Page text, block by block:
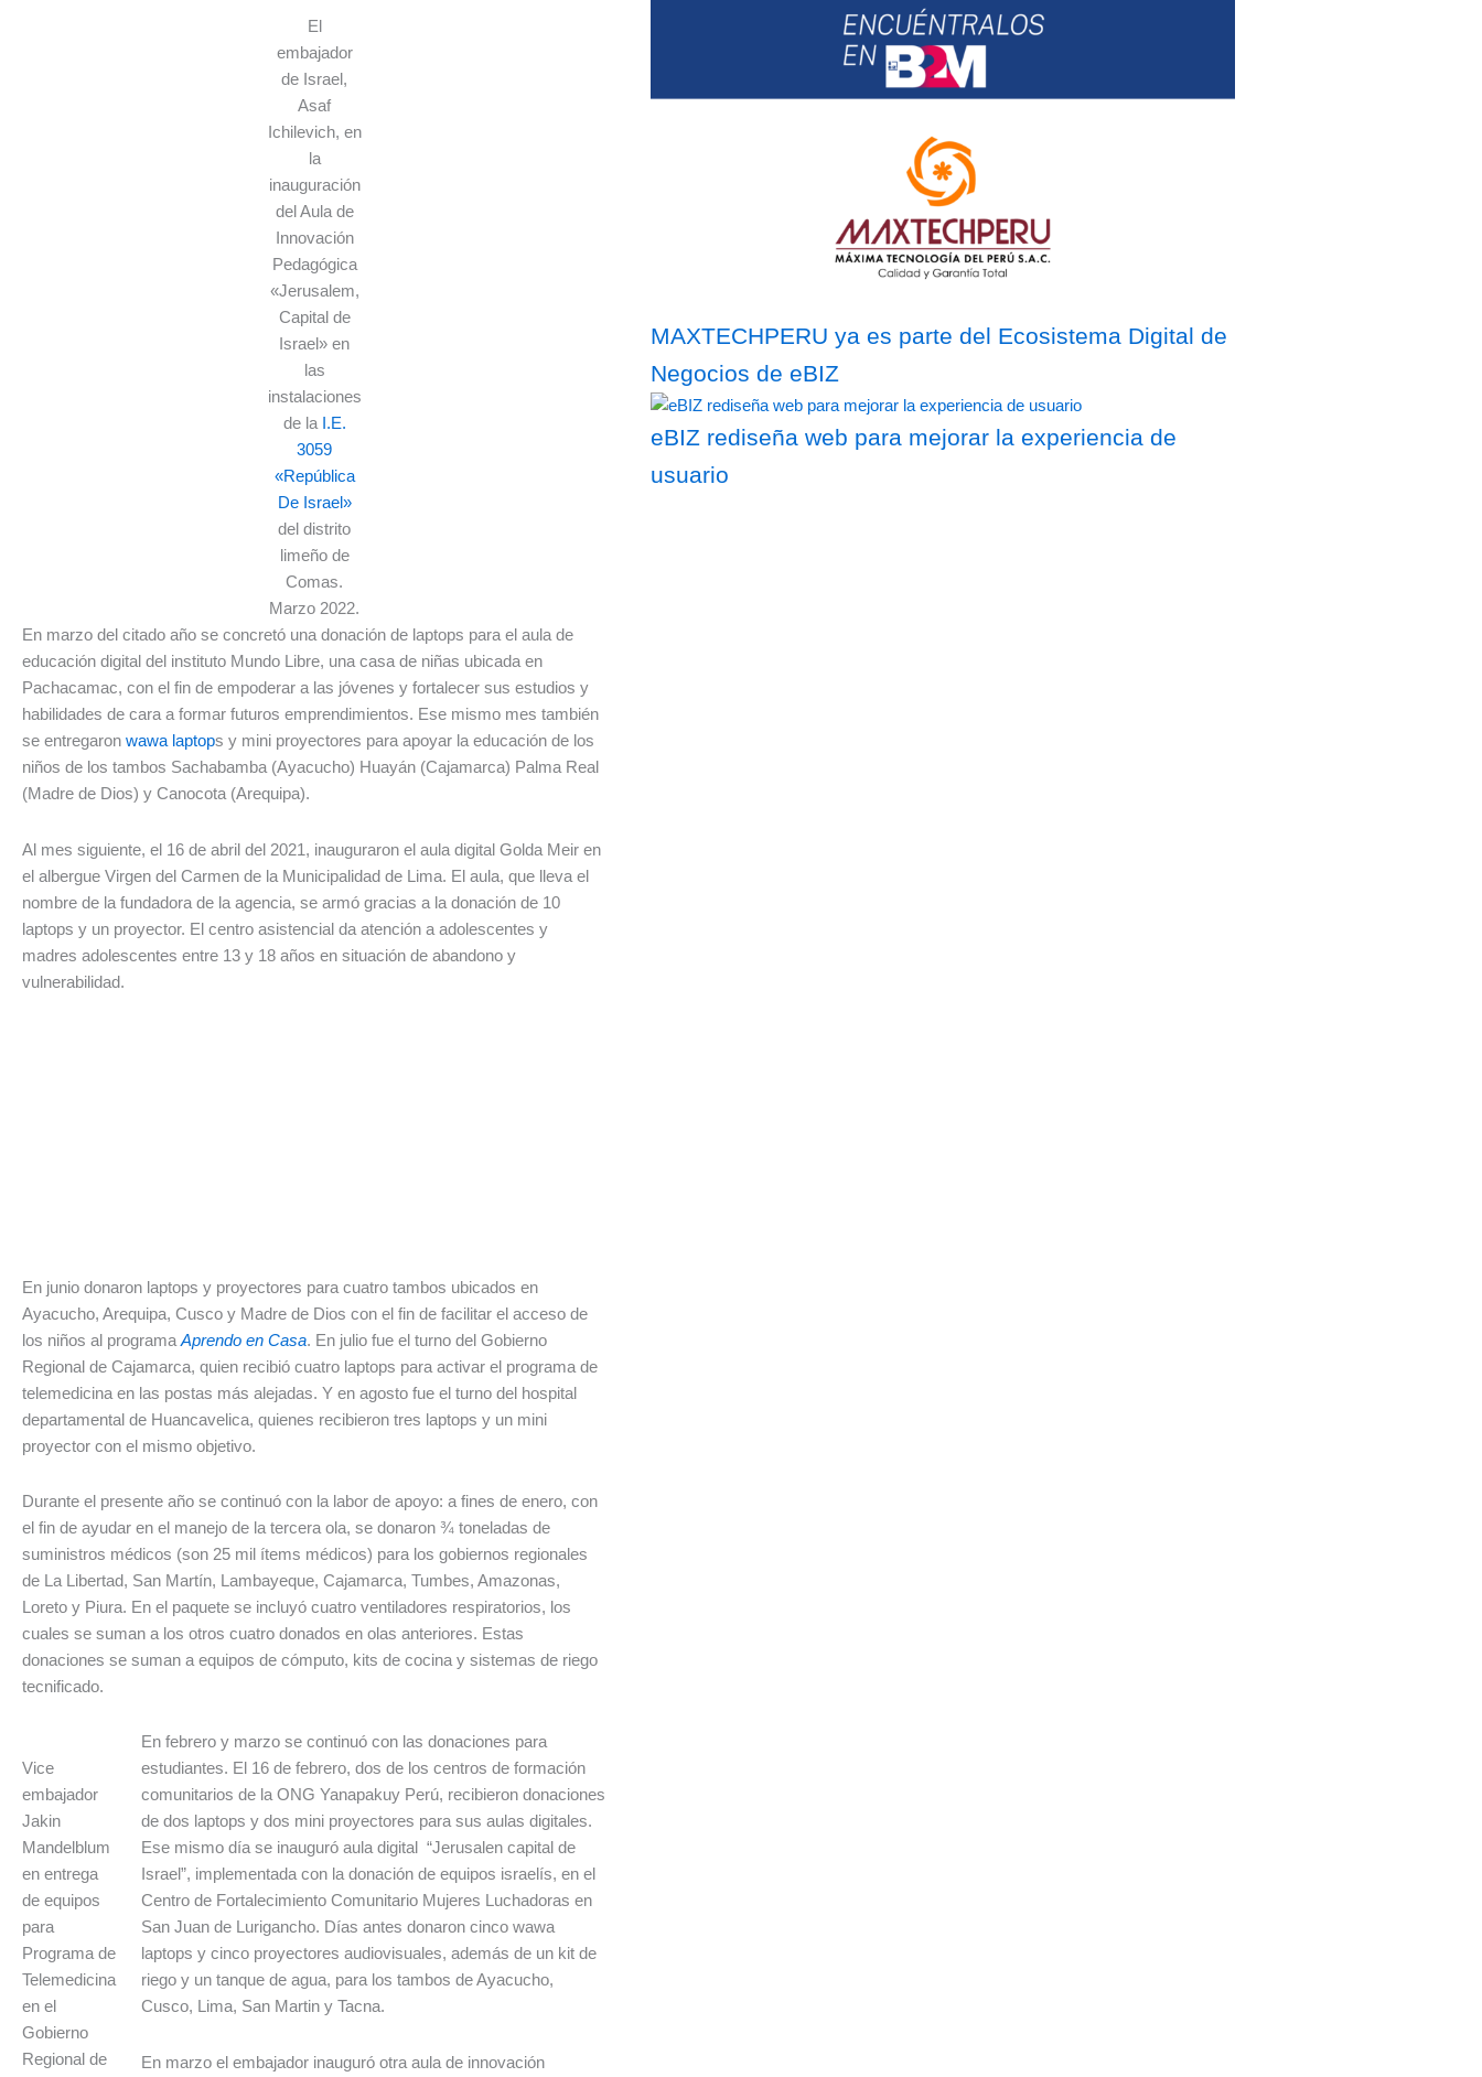
El
embajador
de Israel,
Asaf
Ichilevich, en
la
inauguración
del Aula de
Innovación
Pedagógica
«Jerusalem,
Capital de
Israel» en
las
instalaciones
de la I.E.
3059
«República
De Israel»
del distrito
limeño de
Comas.
Marzo 2022.
En marzo del citado año se concretó una donación de laptops para el aula de
educación digital del instituto Mundo Libre, una casa de niñas ubicada en
Pachacamac, con el fin de empoderar a las jóvenes y fortalecer sus estudios y
habilidades de cara a formar futuros emprendimientos. Ese mismo mes también
se entregaron wawa laptops y mini proyectores para apoyar la educación de los
niños de los tambos Sachabamba (Ayacucho) Huayán (Cajamarca) Palma Real
(Madre de Dios) y Canocota (Arequipa).
Al mes siguiente, el 16 de abril del 2021, inauguraron el aula digital Golda Meir en
el albergue Virgen del Carmen de la Municipalidad de Lima. El aula, que lleva el
nombre de la fundadora de la agencia, se armó gracias a la donación de 10
laptops y un proyector. El centro asistencial da atención a adolescentes y
madres adolescentes entre 13 y 18 años en situación de abandono y
vulnerabilidad.
En junio donaron laptops y proyectores para cuatro tambos ubicados en
Ayacucho, Arequipa, Cusco y Madre de Dios con el fin de facilitar el acceso de
los niños al programa Aprendo en Casa. En julio fue el turno del Gobierno
Regional de Cajamarca, quien recibió cuatro laptops para activar el programa de
telemedicina en las postas más alejadas. Y en agosto fue el turno del hospital
departamental de Huancavelica, quienes recibieron tres laptops y un mini
proyector con el mismo objetivo.
Durante el presente año se continuó con la labor de apoyo: a fines de enero, con
el fin de ayudar en el manejo de la tercera ola, se donaron ¾ toneladas de
suministros médicos (son 25 mil ítems médicos) para los gobiernos regionales
de La Libertad, San Martín, Lambayeque, Cajamarca, Tumbes, Amazonas,
Loreto y Piura. En el paquete se incluyó cuatro ventiladores respiratorios, los
cuales se suman a los otros cuatro donados en olas anteriores. Estas
donaciones se suman a equipos de cómputo, kits de cocina y sistemas de riego
tecnificado.
Vice
embajador
Jakin
Mandelblum
en entrega
de equipos
para
Programa de
Telemedicina
en el
Gobierno
Regional de
En febrero y marzo se continuó con las donaciones para
estudiantes. El 16 de febrero, dos de los centros de formación
comunitarios de la ONG Yanapakuy Perú, recibieron donaciones
de dos laptops y dos mini proyectores para sus aulas digitales.
Ese mismo día se inauguró aula digital “Jerusalen capital de
Israel”, implementada con la donación de equipos israelís, en el
Centro de Fortalecimiento Comunitario Mujeres Luchadoras en
San Juan de Lurigancho. Días antes donaron cinco wawa
laptops y cinco proyectores audiovisuales, además de un kit de
riego y un tanque de agua, para los tambos de Ayacucho,
Cusco, Lima, San Martin y Tacna.
En marzo el embajador inauguró otra aula de innovación
MAXTECHPERU ya es parte del Ecosistema Digital de
Negocios de eBIZ
eBIZ rediseña web para mejorar la experiencia de
usuario